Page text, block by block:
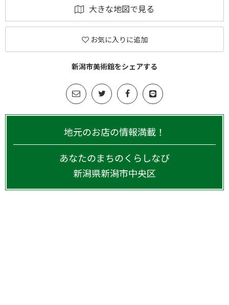
大きな地図で見る
お気に入りに追加
新潟市美術館をシェアする
地元のお店の情報満載！
あなたのまちのくらしなび
新潟県新潟市中央区